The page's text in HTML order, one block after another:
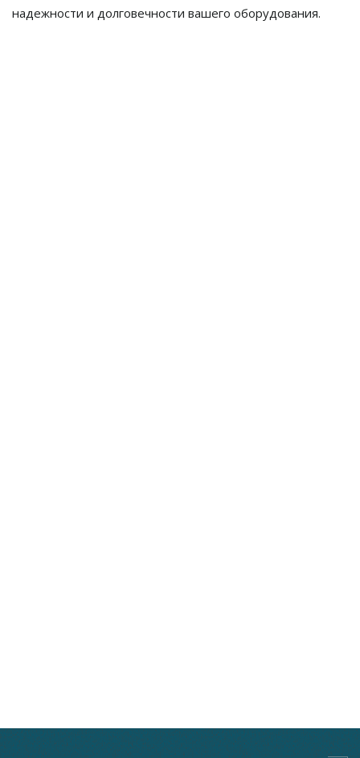
надежности и долговечности вашего оборудования.